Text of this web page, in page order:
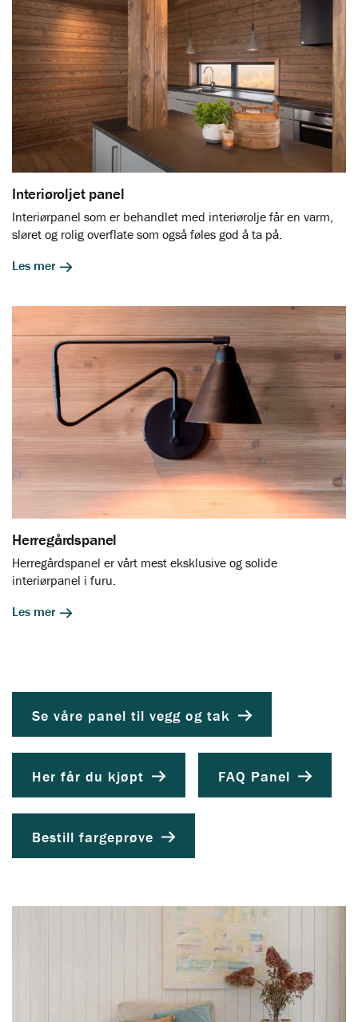
Interiøroljet panel
Interiørpanel som er behandlet med interiørolje får en varm,
sløret og rolig overflate som også føles god å ta på.
Les mer
Herregårdspanel
Herregårdspanel er vårt mest eksklusive og solide
interiørpanel i furu.
Les mer
Se våre panel til vegg og tak
Her får du kjøpt FAQ Panel
Bestill fargeprøve